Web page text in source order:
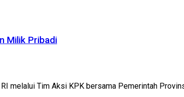
Milik Pribadi
melalui Tim Aksi KPK bersama Pemerintah